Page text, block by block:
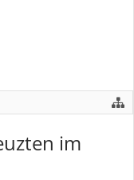
im